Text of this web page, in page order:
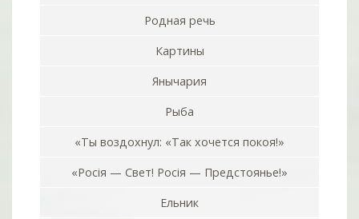
Родная речь
Картины
Янычария
Рыба
«Ты воздохнул: «Так хочется покоя!»
«Росiя — Свет! Росiя — Предстоянье!»
Ельник